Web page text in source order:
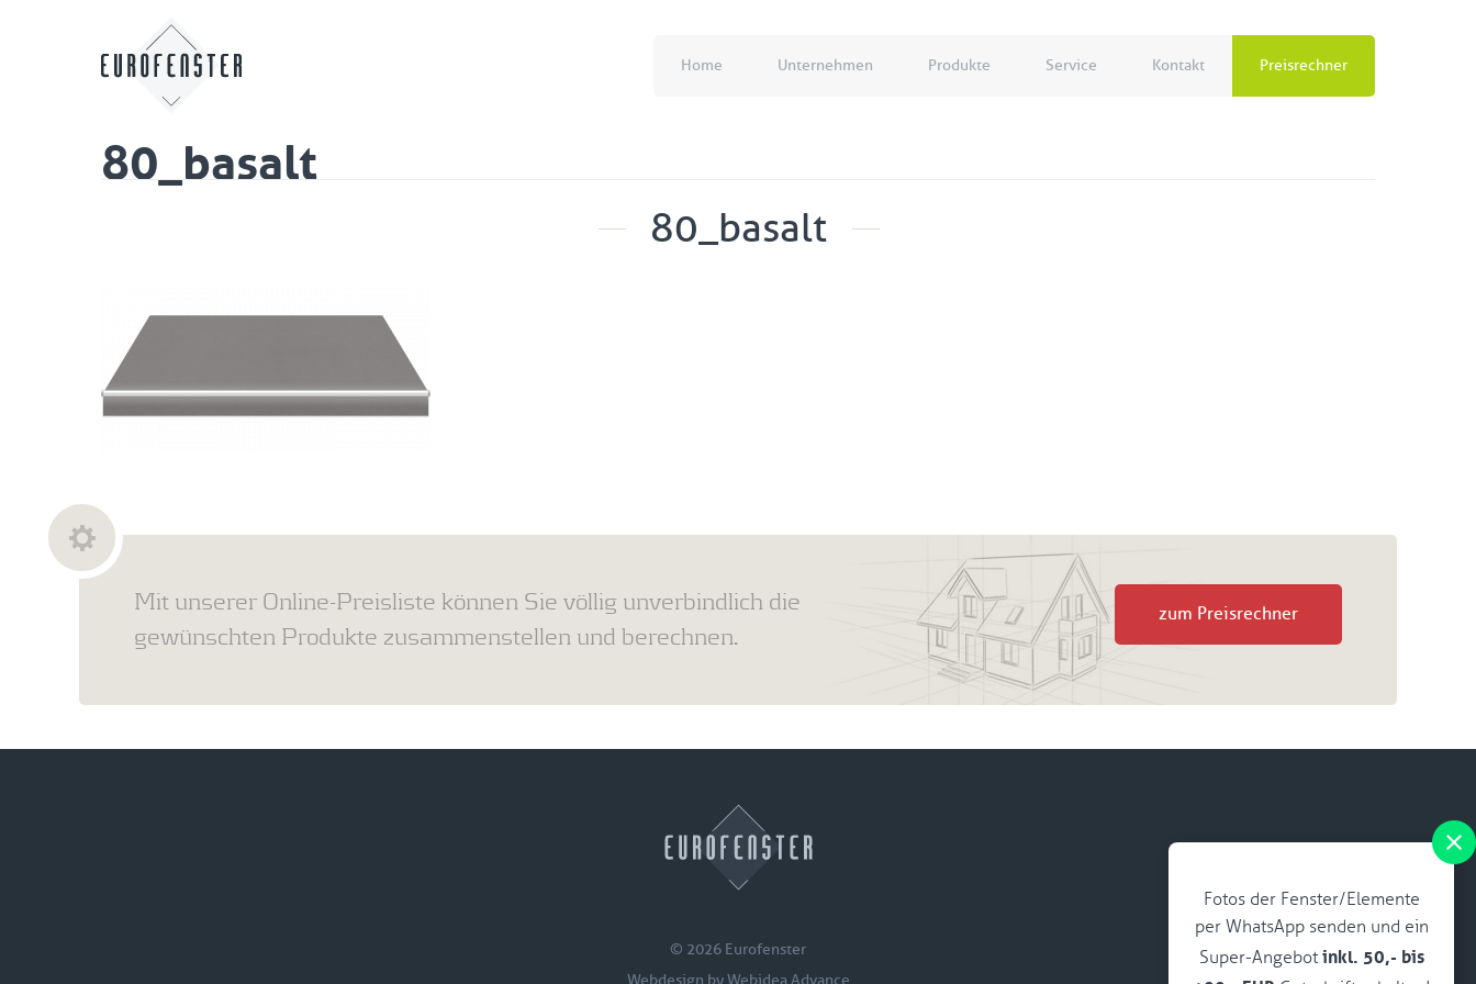
Home Unternehmen Produkte Service Kontakt Preisrechner
80_basalt
80_basalt
Fotos der Fenster/Elemente
per WhatsApp senden und ein
Super-Angebot inkl. 50,- bis
Mit unserer Online-Preisliste können Sie völlig unverbindlich die
gewünschten Produkte zusammenstellen und berechnen.
zum Preisrechner
© 2026 Eurofenster
Webdesign byWebidea Advance